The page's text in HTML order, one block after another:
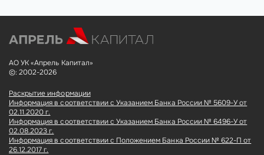
АО УК «Апрель Капитал»
©: 2002-2026
Раскрытие информации
Информация в соответствии с Указанием Банка России № 5609-У от
02.11.2020 г.
Информация в соответствии с Указанием Банка России № 6496-У от
02.08.2023 г.
Информация в соответствии с Положением Банка России № 622-П от
26.12.2017 г.